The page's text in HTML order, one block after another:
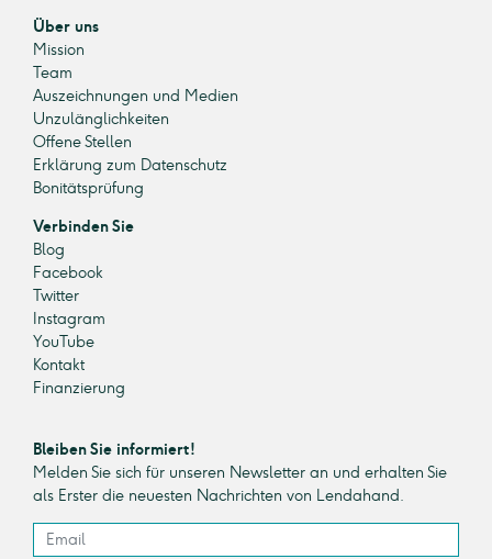
Über uns
Mission
Team
Auszeichnungen und Medien
Unzulänglichkeiten
Offene Stellen
Erklärung zum Datenschutz
Bonitätsprüfung
Verbinden Sie
Blog
Facebook
Twitter
Instagram
YouTube
Kontakt
Finanzierung
Bleiben Sie informiert!
Melden Sie sich für unseren Newsletter an und erhalten Sie
als Erster die neuesten Nachrichten von Lendahand.